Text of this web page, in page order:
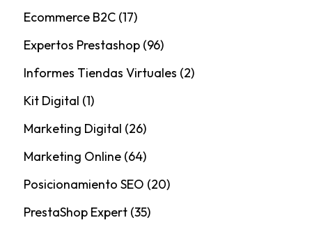
Ecommerce B2C(17)
Expertos Prestashop(96)
Informes Tiendas Virtuales (2)
Kit Digital (1)
Marketing Digital (26)
Marketing Online(64)
Posicionamiento SEO (20)
PrestaShop Expert(35)